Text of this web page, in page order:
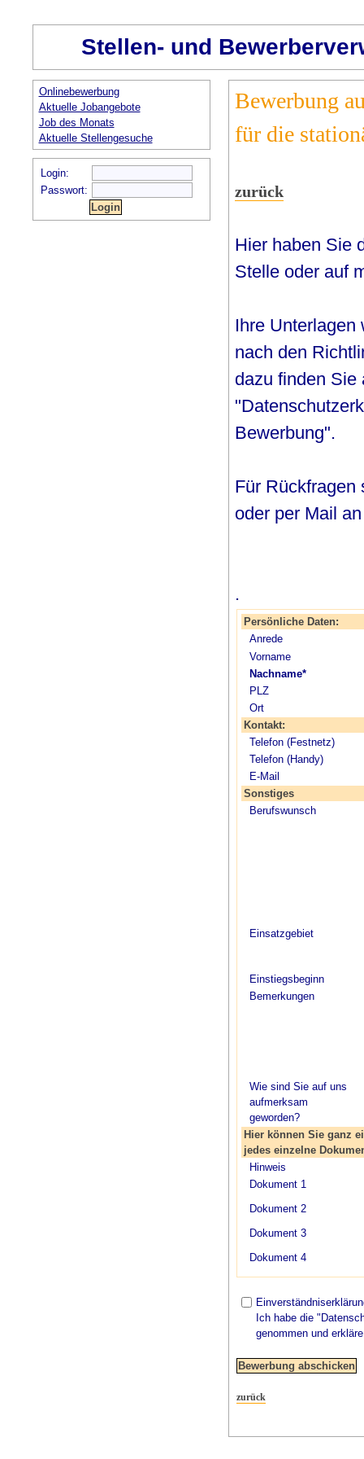
Stellen- und
Onlinebewerbung
Aktuelle Jobangebote
Job des Monats
Aktuelle Stellengesuche
Login:
Passwort:
Bewerbung
für die
zurück
Hier haben Sie
Stelle oder auf
Ihre Unterlagen
nach den
dazu finden Sie
Bewerbung".
Für Rückfragen
oder per Mail
.
Persönliche Daten:
Anrede
Vorname
Nachname*
PLZ
Ort
Kontakt:
Telefon (Festnetz)
Telefon (Handy)
E-Mail
Sonstiges
Berufswunsch
Einsatzgebiet
Einstiegsbeginn
Bemerkungen
Wie sind Sie auf uns
aufmerksam
geworden?
Hier können Sie ganz
jedes einzelne
Hinweis
Dokument 1
Dokument 2
Dokument 3
Dokument 4
Ich habe die
genommen und
zurück